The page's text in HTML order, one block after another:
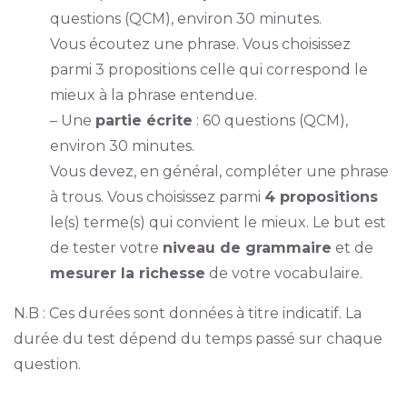
questions (QCM), environ 30 minutes.
Vous écoutez une phrase. Vous choisissez
parmi 3 propositions celle qui correspond le
mieux à la phrase entendue.
– Une partie écrite : 60 questions (QCM),
environ 30 minutes.
Vous devez, en général, compléter une phrase
à trous. Vous choisissez parmi 4 propositions
le(s) terme(s) qui convient le mieux. Le but est
de tester votre niveau de grammaire et de
mesurer la richesse de votre vocabulaire.
N.B : Ces durées sont données à titre indicatif. La
durée du test dépend du temps passé sur chaque
question.